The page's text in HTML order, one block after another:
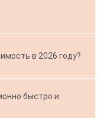
в 2026 году?
быстро и